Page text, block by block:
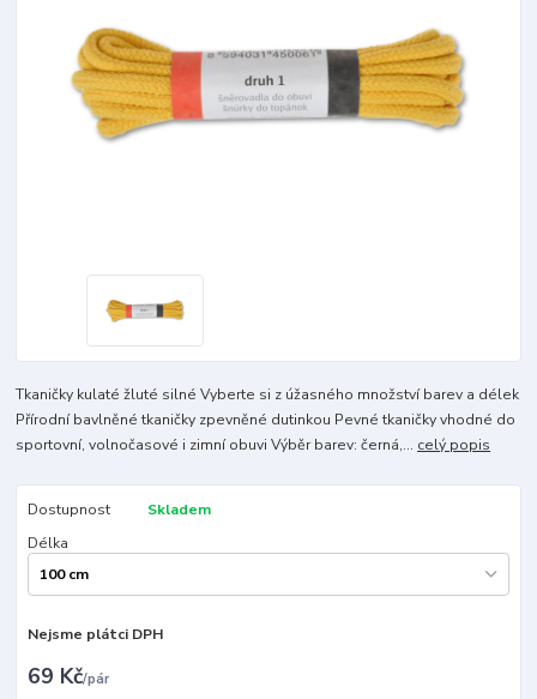
Tkaničky kulaté žluté silné Vyberte si z úžasného množství barev a délek
Přírodní bavlněné tkaničky zpevněné dutinkou Pevné tkaničky vhodné do
sportovní, volnočasové i zimní obuvi Výběr barev: černá,... celý popis
Dostupnost
Skladem
Délka
Nejsme plátci DPH
69 Kč/pár